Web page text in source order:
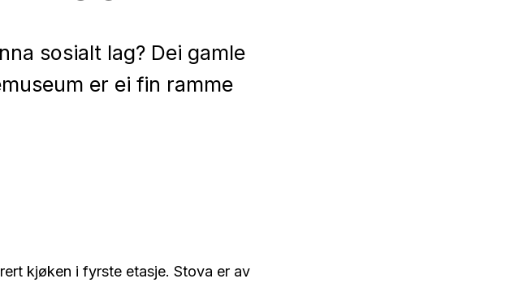
sosialt lag? Dei gamle
er ei fin ramme
kjøken i fyrste etasje. Stova er av